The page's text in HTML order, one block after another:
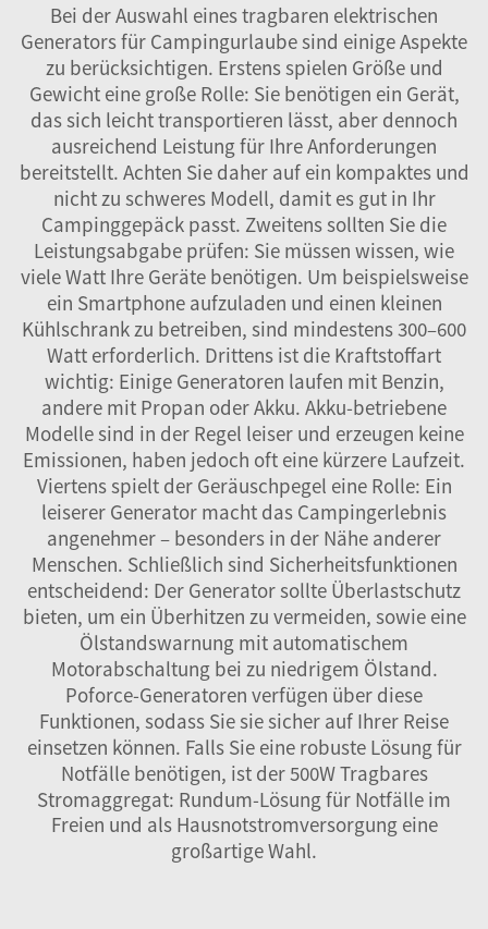
Bei der Auswahl eines tragbaren elektrischen
Generators für Campingurlaube sind einige Aspekte
zu berücksichtigen. Erstens spielen Größe und
Gewicht eine große Rolle: Sie benötigen ein Gerät,
das sich leicht transportieren lässt, aber dennoch
ausreichend Leistung für Ihre Anforderungen
bereitstellt. Achten Sie daher auf ein kompaktes und
nicht zu schweres Modell, damit es gut in Ihr
Campinggepäck passt. Zweitens sollten Sie die
Leistungsabgabe prüfen: Sie müssen wissen, wie
viele Watt Ihre Geräte benötigen. Um beispielsweise
ein Smartphone aufzuladen und einen kleinen
Kühlschrank zu betreiben, sind mindestens 300–600
Watt erforderlich. Drittens ist die Kraftstoffart
wichtig: Einige Generatoren laufen mit Benzin,
andere mit Propan oder Akku. Akku-betriebene
Modelle sind in der Regel leiser und erzeugen keine
Emissionen, haben jedoch oft eine kürzere Laufzeit.
Viertens spielt der Geräuschpegel eine Rolle: Ein
leiserer Generator macht das Campingerlebnis
angenehmer – besonders in der Nähe anderer
Menschen. Schließlich sind Sicherheitsfunktionen
entscheidend: Der Generator sollte Überlastschutz
bieten, um ein Überhitzen zu vermeiden, sowie eine
Ölstandswarnung mit automatischem
Motorabschaltung bei zu niedrigem Ölstand.
Poforce-Generatoren verfügen über diese
Funktionen, sodass Sie sie sicher auf Ihrer Reise
einsetzen können. Falls Sie eine robuste Lösung für
Notfälle benötigen, ist der500W Tragbares
Stromaggregat: Rundum-Lösung für Notfälle im
Freien und als Hausnotstromversorgung eine
großartige Wahl.